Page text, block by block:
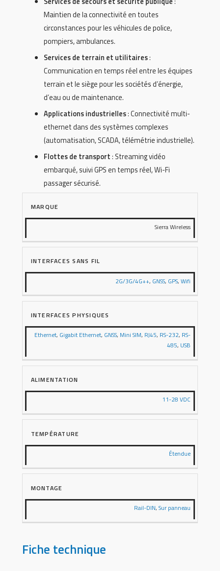
Maintien de la connectivité en toutes
circonstances pour les véhicules de police,
pompiers, ambulances.
Services de terrain et utilitaires:
Communication en temps réel entre les équipes
terrain et le siège pour les sociétés d’énergie,
d’eau ou de maintenance.
Applications industrielles: Connectivité multi-
ethernet dans des systèmes complexes
(automatisation, SCADA, télémétrie industrielle).
Flottes de transport: Streaming vidéo
embarqué, suivi GPS en temps réel, Wi-Fi
passager sécurisé.
MARQUE
Sierra Wireless
INTERFACES SANS FIL
2G/3G/4G++, GNSS, GPS,Wifi
INTERFACES PHYSIQUES
Ethernet, Gigabit Ethernet, GNSS, Mini SIM, RJ45, RS-232, RS-
485, USB
ALIMENTATION
11-28 VDC
TEMPÉRATURE
Étendue
MONTAGE
Rail-DIN,Sur panneau
Fiche technique